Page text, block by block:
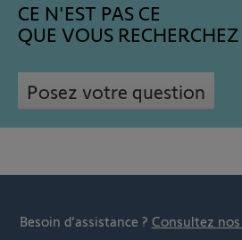
CE N'EST PAS CE
QUE VOUS RECHERCHEZ
Posez votre question
Besoin d’assistance ? Consultez